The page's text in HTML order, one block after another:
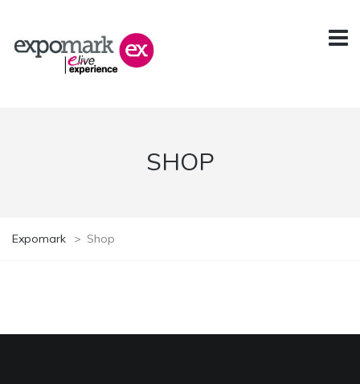
SHOP
Expomark > Shop